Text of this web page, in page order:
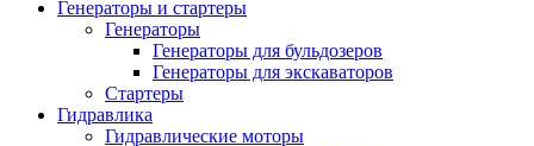
Генераторы и стартеры
Генераторы
Генераторы для бульдозеров
Генераторы для экскаваторов
Стартеры
Гидравлика
Гидравлические моторы